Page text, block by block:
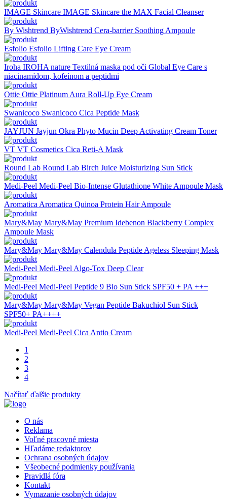
IMAGE Skincare IMAGE Skincare the MAX Facial Cleanser
By Wishtrend ByWishtrend Cera-barrier Soothing Ampoule
Esfolio Esfolio Lifting Care Eye Cream
Iroha IROHA nature Textilná maska pod oči Global Eye Care s
niacinamídom, kofeínom a peptidmi
Ottie Ottie Platinum Aura Roll-Up Eye Cream
Swanicoco Swanicoco Cica Peptide Mask
JAYJUN Jayjun Okra Phyto Mucin Deep Activating Cream Toner
VT VT Cosmetics Cica Reti-A Mask
Round Lab Round Lab Birch Juice Moisturizing Sun Stick
Medi-Peel Medi-Peel Bio-Intense Glutathione White Ampoule Mask
Aromatica Aromatica Quinoa Protein Hair Ampoule
Mary&May Mary&May Premium Idebenon Blackberry Complex
Ampoule Mask
Mary&May Mary&May Calendula Peptide Ageless Sleeping Mask
Medi-Peel Medi-Peel Algo-Tox Deep Clear
Medi-Peel Medi-Peel Peptide 9 Bio Sun Stick SPF50 + PA +++
Mary&May Mary&May Vegan Peptide Bakuchiol Sun Stick
SPF50+ PA++++
Medi-Peel Medi-Peel Cica Antio Cream
1
2
3
4
Načítať ďalšie produkty
O nás
Reklama
Voľné pracovné miesta
Hľadáme redaktorov
Ochrana osobných údajov
Všeobecné podmienky používania
Pravidlá fóra
Kontakt
Vymazanie osobných údajov